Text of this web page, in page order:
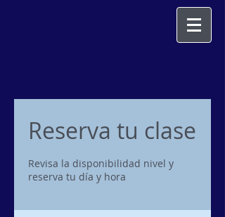
Reserva tu clase
Revisa la disponibilidad nivel y
reserva tu día y hora